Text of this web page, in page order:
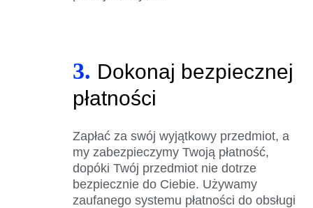
3. Dokonaj bezpiecznej
płatności
Zapłać za swój wyjątkowy przedmiot, a
my zabezpieczymy Twoją płatność,
dopóki Twój przedmiot nie dotrze
bezpiecznie do Ciebie. Używamy
zaufanego systemu płatności do obsługi